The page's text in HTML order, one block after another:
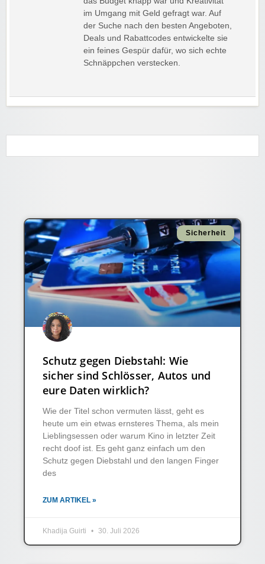
im Umgang mit Geld gefragt war. Auf
der Suche nach den besten Angeboten,
Deals und Rabattcodes entwickelte sie
ein feines Gespür dafür, wo sich echte
Schnäppchen verstecken.
Sicherheit
Schutz gegen Diebstahl: Wie
sicher sind Schlösser, Autos und
eure Daten wirklich?
Wie der Titel schon vermuten lässt, geht es
heute um ein etwas ernsteres Thema, als mein
Lieblingsessen oder warum Kino in letzter Zeit
recht doof ist. Es geht ganz einfach um den
Schutz gegen Diebstahl und den langen Finger
des
ZUM ARTIKEL »
Khadija Guirti 30. Juli 2026